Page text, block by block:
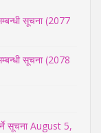
सूचना (2077
सूचना (2078
सूचना August 5,